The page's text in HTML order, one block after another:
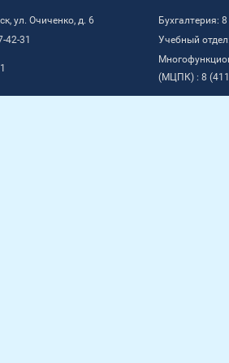
ул. Очиченко, д. 6
Бухгалтерия:
42-31
Учебный
(МЦПК) : 8